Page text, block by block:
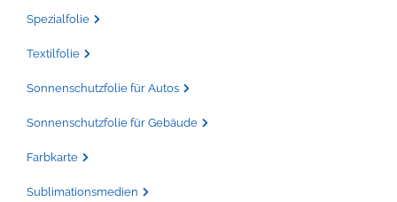
Spezialfolie
Textilfolie
Sonnenschutzfolie für Autos
Sonnenschutzfolie für Gebäude
Farbkarte
Sublimationsmedien